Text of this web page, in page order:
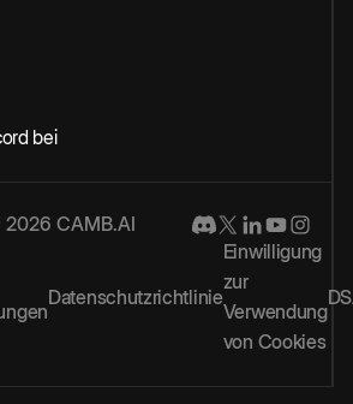
bei
CAMB.AI
Datenschutzrichtlinie
Einwilligung
zur
Verwendung
von Cookies